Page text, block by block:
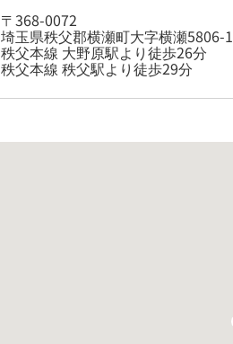
〒368-0072
埼玉県秩父郡横瀬町大字横瀬5806-1
秩父本線 大野原駅より徒歩26分
秩父本線 秩父駅より徒歩29分